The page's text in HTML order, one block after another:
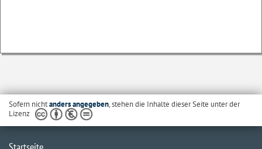
Sofern nichtanders angegeben, stehen die Inhalte dieser Seite unter der
Lizenz